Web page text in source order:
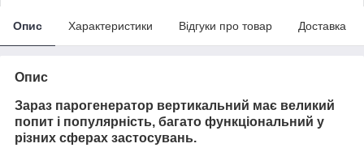
Опис Характеристики Відгуки про товар Доставка
Опис
Зараз парогенератор вертикальний має великий
попит і популярність, багато функціональний у
різних сферах застосувань.